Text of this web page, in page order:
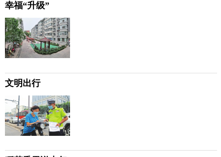
幸福“升级”
文明出行